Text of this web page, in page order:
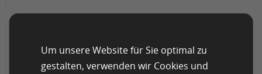
Nie wieder einen Job verpassen
Um unsere Website für Sie optimal zu
gestalten, verwenden wir Cookies und